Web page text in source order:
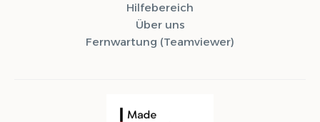
Hilfebereich
Über uns
Fernwartung (Teamviewer)